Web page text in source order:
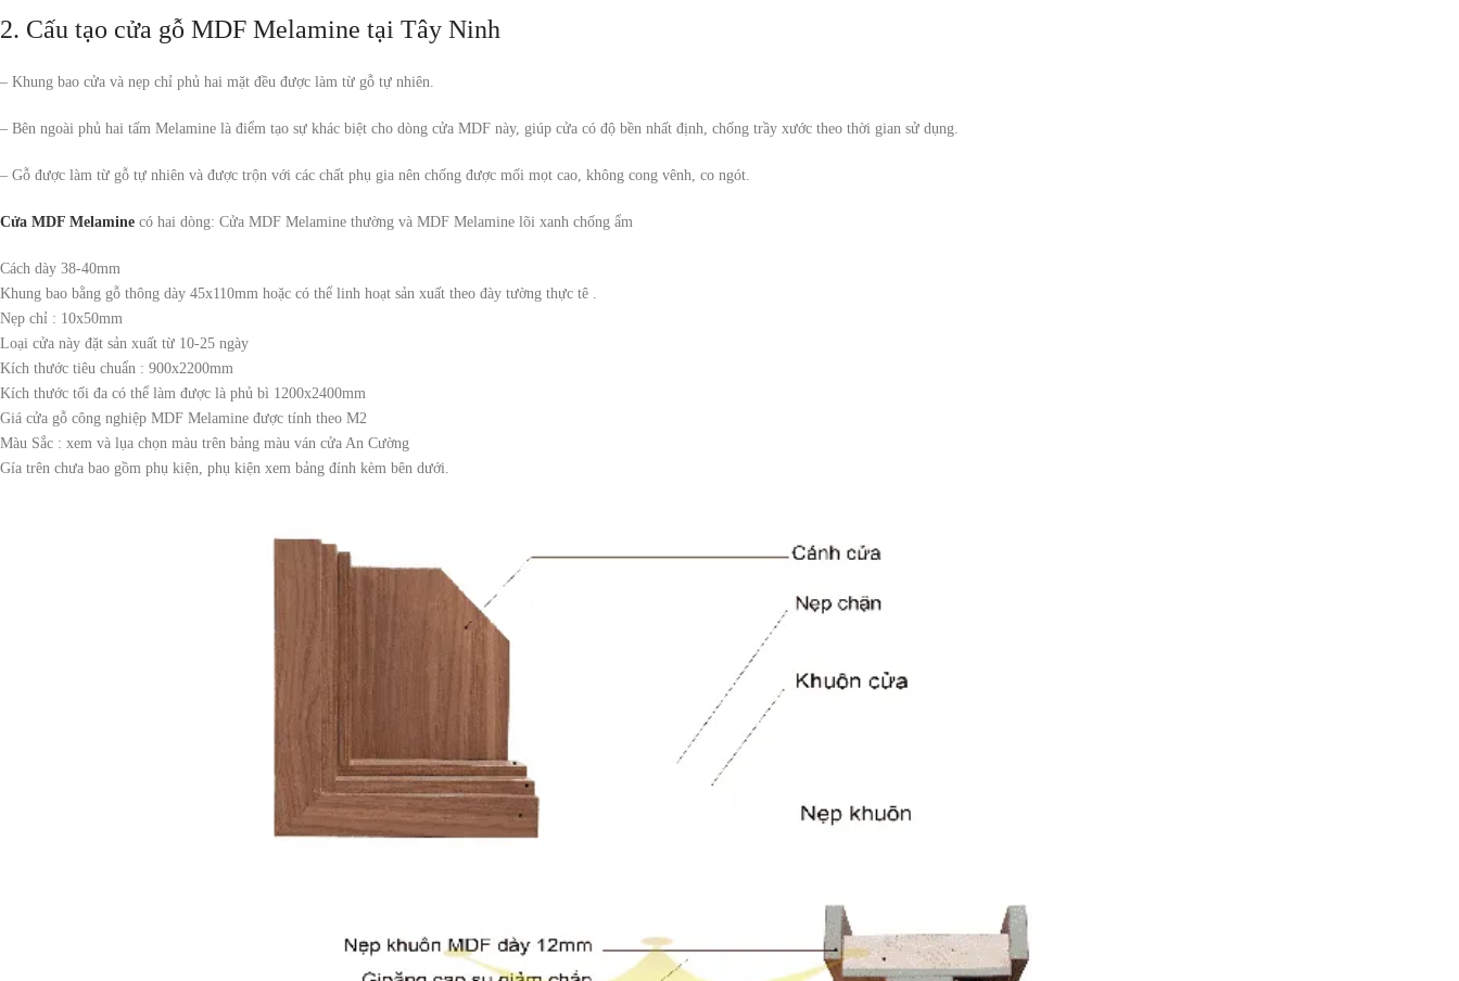
2. Cấu tạo cửa gỗ MDF Melamine tại Tây Ninh
– Khung bao cửa và nẹp chỉ phủ hai mặt đều được làm từ gỗ tự nhiên.
– Bên ngoài phủ hai tấm Melamine là điểm tạo sự khác biệt cho dòng cửa MDF này, giúp cửa có độ bền nhất định, chống trầy xước theo thời gian sử dụng.
– Gỗ được làm từ gỗ tự nhiên và được trộn với các chất phụ gia nên chống được mối mọt cao, không cong vênh, co ngót.
Cửa MDF Melamine có hai dòng: Cửa MDF Melamine thường và MDF Melamine lõi xanh chống ẩm
Cách dày 38-40mm
Khung bao bằng gỗ thông dày 45x110mm hoặc có thể linh hoạt sản xuất theo đày tường thực tê .
Nẹp chỉ : 10x50mm
Loại cửa này đặt sản xuất từ 10-25 ngày
Kích thước tiêu chuẩn : 900x2200mm
Kích thước tối đa có thể làm được là phủ bì 1200x2400mm
Giá cửa gỗ công nghiệp MDF Melamine được tính theo M2
Màu Sắc : xem và lụa chọn màu trên bảng màu ván cửa An Cường
Gía trên chưa bao gồm phụ kiện, phụ kiện xem bảng đính kèm bên dưới.